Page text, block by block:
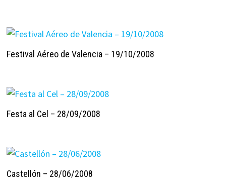
Festival Aéreo de Valencia – 19/10/2008
Festa al Cel – 28/09/2008
Castellón – 28/06/2008